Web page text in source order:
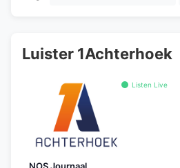
Luister 1Achterhoek
Listen Live